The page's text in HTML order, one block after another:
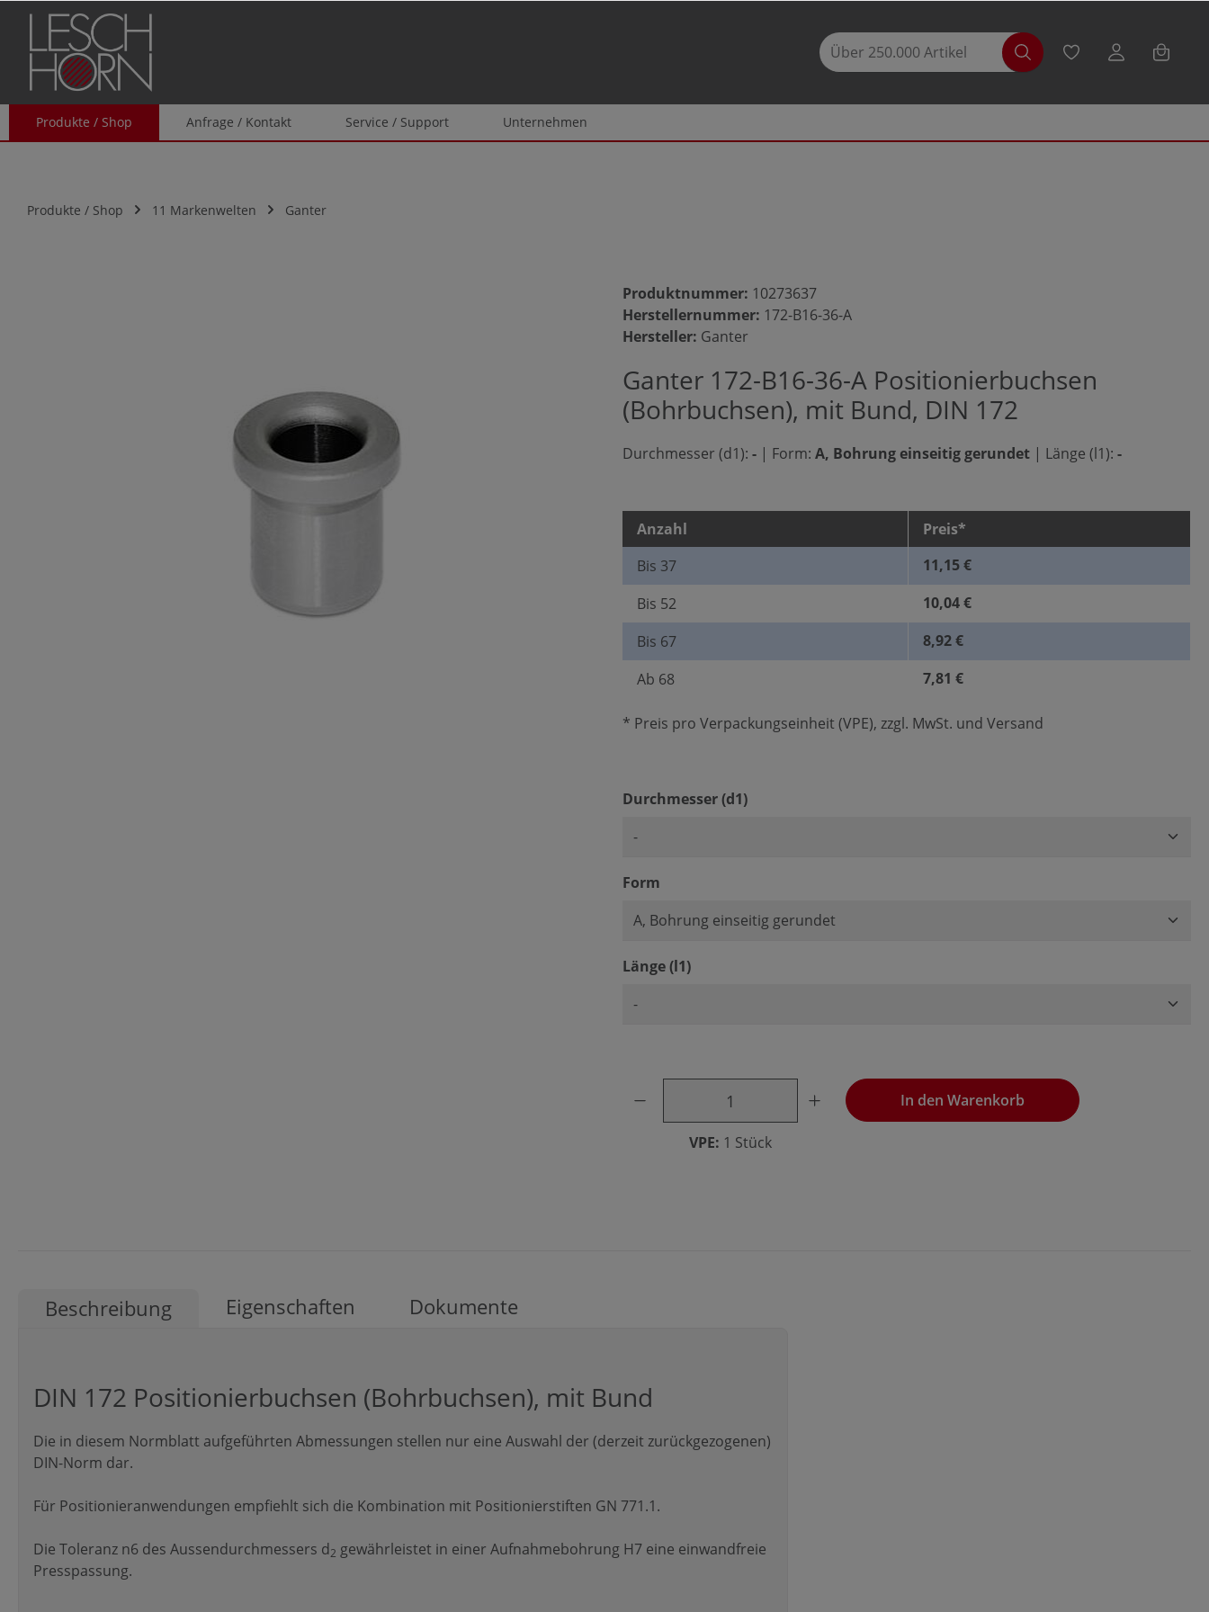
Zur Hauptnavigation springen
Produkte / Shop Anfrage / Kontakt Service / Support Unternehmen
Produkte / Shop 11 Markenwelten Ganter
Produktnummer: 10273637
Herstellernummer: 172-B16-36-A
Hersteller: Ganter
Ganter 172-B16-36-A Positionierbuchsen
(Bohrbuchsen), mit Bund, DIN 172
Durchmesser (d1): - | Form: A, Bohrung einseitig gerundet | Länge (l1): -
Anzahl
Preis*
Bis 37
11,15 €
Bis 52
10,04 €
Bis 67
8,92 €
Ab 68 7,81 €
* Preis pro Verpackungseinheit (VPE), zzgl. MwSt. und Versand
Durchmesser (d1)auswählen
Form
Länge (l1)auswählen
Produkt Anzahl: Gib den gewünschten Wert ein oder benutze die Schaltflächen, um
VPE: 1 Stück
In den Warenkorb
Beschreibung Eigenschaften Dokumente
DIN 172 Positionierbuchsen (Bohrbuchsen), mit Bund
Die in diesem Normblatt aufgeführten Abmessungen stellen nur eine Auswahl der (derzeit zurückgezogenen)
DIN-Norm dar.
Für Positionieranwendungen empfiehlt sich die Kombination mit Positionierstiften GN 771.1.
Die Toleranz n6 des Aussendurchmessers d2 gewährleistet in einer Aufnahmebohrung H7 eine einwandfreie
Presspassung.